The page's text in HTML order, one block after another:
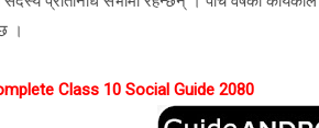
।
Class 10 Social Guide 2080